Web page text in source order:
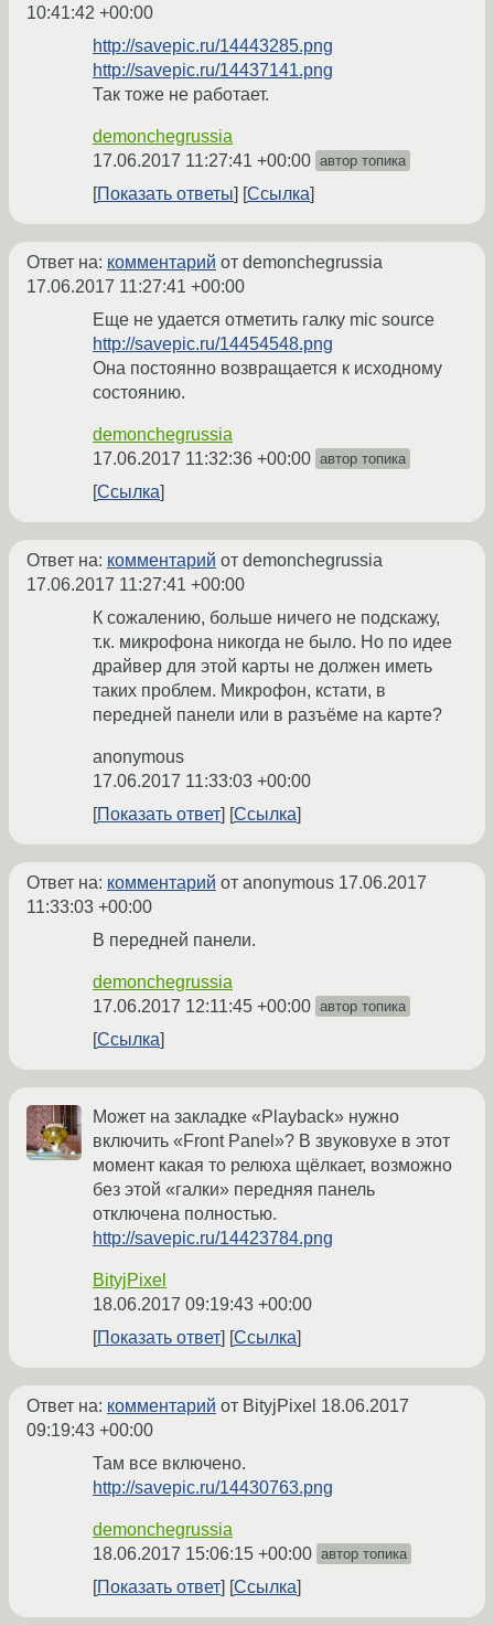
10:41:42 +00:00
http://savepic.ru/14443285.png
http://savepic.ru/14437141.png
Так тоже не работает.
demonchegrussia
17.06.2017 11:27:41 +00:00 автор топика
Показать ответы Ссылка
Ответ на: комментарий от demonchegrussia
17.06.2017 11:27:41 +00:00
Еще не удается отметить галку mic source
http://savepic.ru/14454548.png
Она постоянно возвращается к исходному
состоянию.
demonchegrussia
17.06.2017 11:32:36 +00:00 автор топика
Ссылка
Ответ на: комментарий от demonchegrussia
17.06.2017 11:27:41 +00:00
К сожалению, больше ничего не подскажу,
т.к. микрофона никогда не было. Но по идее
драйвер для этой карты не должен иметь
таких проблем. Микрофон, кстати, в
передней панели или в разъёме на карте?
anonymous
17.06.2017 11:33:03 +00:00
Показать ответ
Ссылка
Ответ на: комментарий от anonymous 17.06.2017
11:33:03 +00:00
В передней панели.
demonchegrussia
17.06.2017 12:11:45 +00:00 автор топика
Ссылка
Может на закладке «Playback» нужно
включить «Front Panel»? В звуковухе в этот
момент какая то релюха щёлкает, возможно
без этой «галки» передняя панель
отключена полностью.
http://savepic.ru/14423784.png
BityjPixel
18.06.2017 09:19:43 +00:00
Показать ответ
Ссылка
Ответ на: комментарий от BityjPixel 18.06.2017
09:19:43 +00:00
Там все включено.
http://savepic.ru/14430763.png
demonchegrussia
18.06.2017 15:06:15 +00:00 автор топика
Показать ответ Ссылка